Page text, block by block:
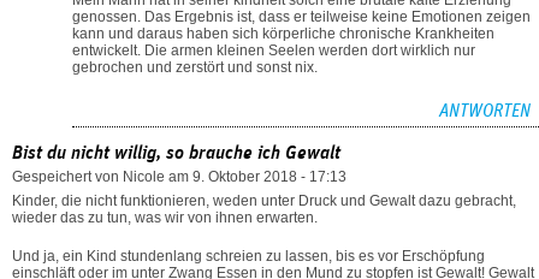
genossen. Das Ergebnis ist, dass er teilweise keine Emotionen zeigen
kann und daraus haben sich körperliche chronische Krankheiten
entwickelt. Die armen kleinen Seelen werden dort wirklich nur
gebrochen und zerstört und sonst nix.
ANTWORTEN
Bist du nicht willig, so brauche ich Gewalt
Gespeichert von Nicole am 9. Oktober 2018 - 17:13
Kinder, die nicht funktionieren, weden unter Druck und Gewalt dazu gebracht,
wieder das zu tun, was wir von ihnen erwarten.
Und ja, ein Kind stundenlang schreien zu lassen, bis es vor Erschöpfung
einschläft oder im unter Zwang Essen in den Mund zu stopfen ist Gewalt! Gewalt